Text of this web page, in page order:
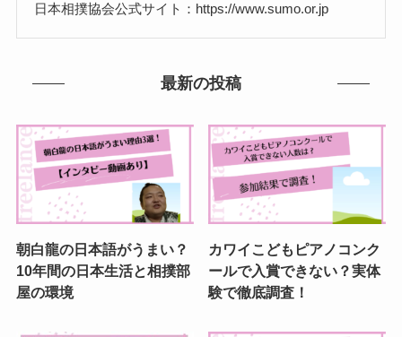
日本相撲協会公式サイト：https://www.sumo.or.jp
最新の投稿
朝白龍の日本語がうまい？
10年間の日本生活と相撲部
屋の環境
カワイこどもピアノコンク
ールで入賞できない？実体
験で徹底調査！